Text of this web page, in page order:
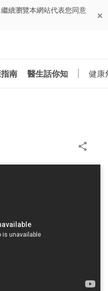
續瀏覽本網站代表您同意
南 醫生話你知 健康